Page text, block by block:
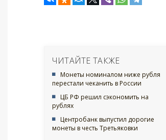
ЧИТАЙТЕ ТАКЖЕ
Монеты номиналом ниже рубля
перестали чеканить в России
ЦБ РФ решил сэкономить на
рублях
Центробанк выпустил дорогие
монеты в честь Третьяковки